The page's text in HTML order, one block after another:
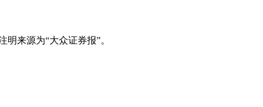
来源为“大众证券报”。